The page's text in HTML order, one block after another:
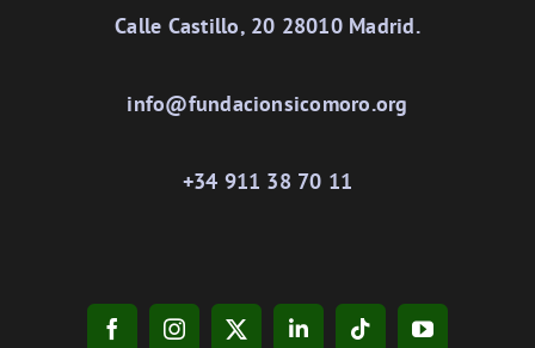
Calle Castillo, 20 28010 Madrid.
info@fundacionsicomoro.org
+34 911 38 70 11